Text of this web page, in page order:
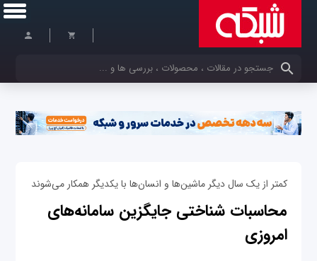
کلمات کلیدی خود را وارد کنید
کمتر از یک سال دیگر ماشین‌ها و انسان‌ها با یکدیگر همکار می‌شوند
محاسبات شناختی جایگزین سامانه‌های
امروزی